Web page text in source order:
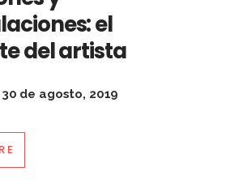
el
del artista
de agosto, 2019